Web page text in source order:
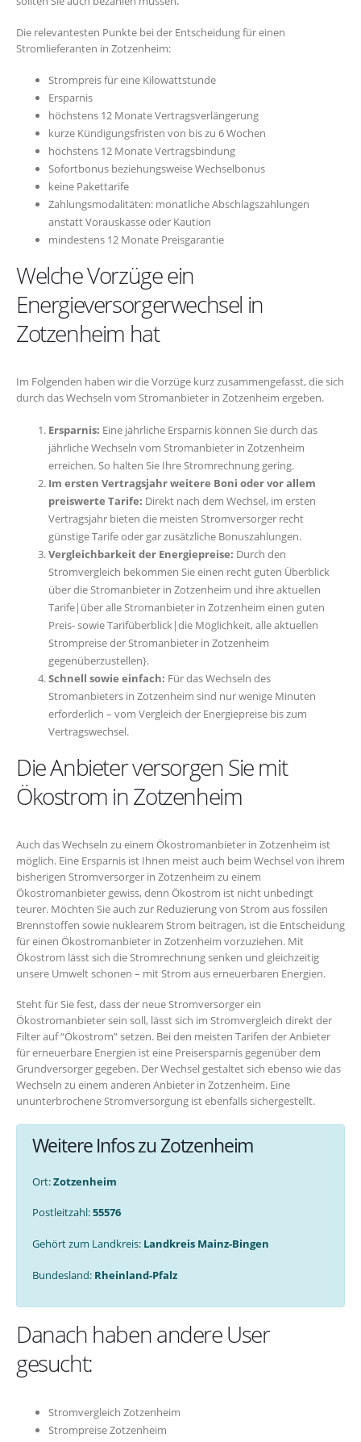
Die relevantesten Punkte bei der Entscheidung für einen
Stromlieferanten in Zotzenheim:
Strompreis für eine Kilowattstunde
Ersparnis
höchstens 12 Monate Vertragsverlängerung
kurze Kündigungsfristen von bis zu 6 Wochen
höchstens 12 Monate Vertragsbindung
Sofortbonus beziehungsweise Wechselbonus
keine Pakettarife
Zahlungsmodalitäten: monatliche Abschlagszahlungen
anstatt Vorauskasse oder Kaution
mindestens 12 Monate Preisgarantie
Welche Vorzüge ein
Energieversorgerwechsel in
Zotzenheim hat
Im Folgenden haben wir die Vorzüge kurz zusammengefasst, die sich
durch das Wechseln vom Stromanbieter in Zotzenheim ergeben.
Ersparnis: Eine jährliche Ersparnis können Sie durch das
jährliche Wechseln vom Stromanbieter in Zotzenheim
erreichen. So halten Sie Ihre Stromrechnung gering.
Im ersten Vertragsjahr weitere Boni oder vor allem
preiswerte Tarife: Direkt nach dem Wechsel, im ersten
Vertragsjahr bieten die meisten Stromversorger recht
günstige Tarife oder gar zusätzliche Bonuszahlungen.
Vergleichbarkeit der Energiepreise: Durch den
Stromvergleich bekommen Sie einen recht guten Überblick
über die Stromanbieter in Zotzenheim und ihre aktuellen
Tarife|über alle Stromanbieter in Zotzenheim einen guten
Preis- sowie Tarifüberblick|die Möglichkeit, alle aktuellen
Strompreise der Stromanbieter in Zotzenheim
gegenüberzustellen}.
Schnell sowie einfach: Für das Wechseln des
Stromanbieters in Zotzenheim sind nur wenige Minuten
erforderlich – vom Vergleich der Energiepreise bis zum
Vertragswechsel.
Die Anbieter versorgen Sie mit
Ökostrom in Zotzenheim
Auch das Wechseln zu einem Ökostromanbieter in Zotzenheim ist
möglich. Eine Ersparnis ist Ihnen meist auch beim Wechsel von ihrem
bisherigen Stromversorger in Zotzenheim zu einem
Ökostromanbieter gewiss, denn Ökostrom ist nicht unbedingt
teurer. Möchten Sie auch zur Reduzierung von Strom aus fossilen
Brennstoffen sowie nuklearem Strom beitragen, ist die Entscheidung
für einen Ökostromanbieter in Zotzenheim vorzuziehen. Mit
Ökostrom lässt sich die Stromrechnung senken und gleichzeitig
unsere Umwelt schonen – mit Strom aus erneuerbaren Energien.
Steht für Sie fest, dass der neue Stromversorger ein
Ökostromanbieter sein soll, lässt sich im Stromvergleich direkt der
Filter auf “Ökostrom” setzen. Bei den meisten Tarifen der Anbieter
für erneuerbare Energien ist eine Preisersparnis gegenüber dem
Grundversorger gegeben. Der Wechsel gestaltet sich ebenso wie das
Wechseln zu einem anderen Anbieter in Zotzenheim. Eine
ununterbrochene Stromversorgung ist ebenfalls sichergestellt.
Weitere Infos zu Zotzenheim
Ort:Zotzenheim
Postleitzahl:55576
Gehört zum Landkreis: Landkreis Mainz-Bingen
Bundesland: Rheinland-Pfalz
Danach haben andere User
gesucht:
Stromvergleich Zotzenheim
Strompreise Zotzenheim